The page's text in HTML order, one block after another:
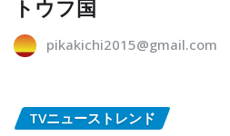
トウフ国
pikakichi2015@gmail.com
TVニューストレンド